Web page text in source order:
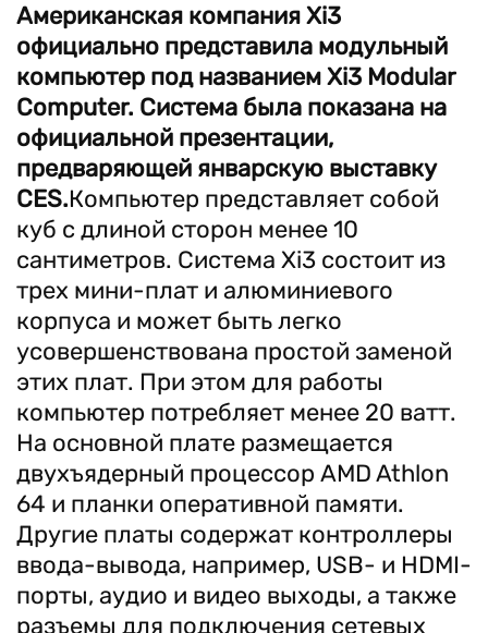
Американская компания Xi3
официально представила модульный
компьютер под названием Xi3 Modular
Computer. Система была показана на
официальной презентации,
предваряющей январскую выставку
CES.Компьютер представляет собой
куб с длиной сторон менее 10
сантиметров. Система Xi3 состоит из
трех мини-плат и алюминиевого
корпуса и может быть легко
усовершенствована простой заменой
этих плат. При этом для работы
компьютер потребляет менее 20 ватт.
На основной плате размещается
двухъядерный процессор AMD Athlon
64 и планки оперативной памяти.
Другие платы содержат контроллеры
ввода-вывода, например, USB- и HDMI-
порты, аудио и видео выходы, а также
разъемы для подключения сетевых